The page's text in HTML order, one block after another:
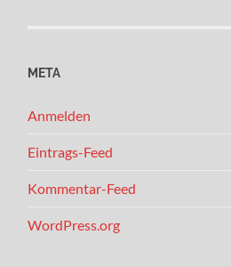
META
Anmelden
Eintrags-Feed
Kommentar-Feed
WordPress.org